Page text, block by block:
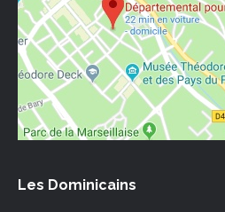
Les Dominicains